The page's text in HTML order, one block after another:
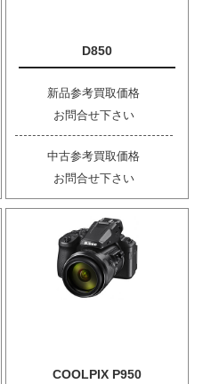
D850
新品参考買取価格
お問合せ下さい
中古参考買取価格
お問合せ下さい
COOLPIX P950